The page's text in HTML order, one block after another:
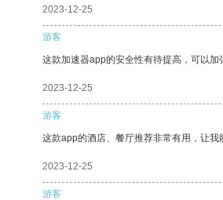
2023-12-25
游客
这款加速器app的安全性有待提高，可以加
2023-12-25
游客
这款app的酒店、餐厅推荐非常有用，让我
2023-12-25
游客